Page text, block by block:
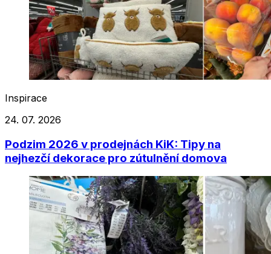
Inspirace
24. 07. 2026
Podzim 2026 v prodejnách KiK: Tipy na
nejhezčí dekorace pro zútulnění domova